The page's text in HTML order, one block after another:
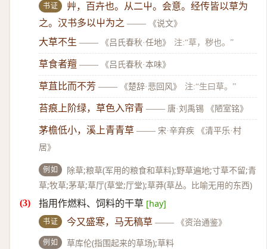
书证
艸，百卉也。从二屮。会意。经传皆以草为
之。汉书多以屮为之 —— 《说文》
大草不生 —— 《吕氏春秋·任地》 注:“草，秽也。”
草食者羶 —— 《吕氏春秋·本味》
草苴比而不芳 —— 《楚辞·悲回风》 注:“生曰草。”
苔痕上阶绿，草色入帘青 —— 唐·刘禹锡 《陋室铭》
茅檐低小，溪上青青草 —— 宋·辛弃疾 《清平乐·村
居》
例如
除草;粮草(军用的粮食和草料);野草遍地;寸草不留;青
草;牧草;茅草;草厅(草堂;厅堂);草莽(草丛。比喻无用的东西)
指用作燃料、饲料的干草 [hay]
书证 今又盛寒，马无稿草 —— 《资治通鉴》
例如 草库伦(指围起来的草场);草料